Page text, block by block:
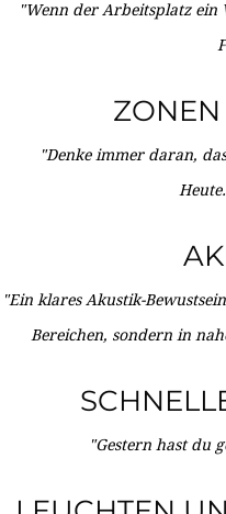
"Wenn der Arbeitsplatz ein
"Denke immer daran,
"Ein klares Akustik-
Bereichen, sondern in
"Gestern hast du